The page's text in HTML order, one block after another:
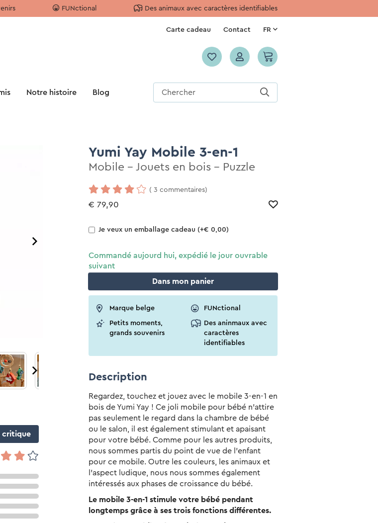
FUNctional Des animaux avec caractères identifiables
Carte cadeau Contact FR
Notre histoire Blog
critique
Yumi Yay Mobile 3-en-1
Mobile - Jouets en bois - Puzzle
( 3 commentaires)
€ 79,90
Je veux un emballage cadeau (+€ 0,00)
Commandé aujourd hui, expédié le jour ouvrable
suivant
Dans mon panier
Marque belge
Petits moments,
grands souvenirs
FUNctional
Des aninmaux avec
caractères
identifiables
Description
Regardez, touchez et jouez avec le mobile 3-en-1 en
bois de Yumi Yay ! Ce joli mobile pour bébé n'attire
pas seulement le regard dans la chambre de bébé
ou le salon, il est également stimulant et apaisant
pour votre bébé. Comme pour les autres produits,
nous sommes partis du point de vue de l'enfant
pour ce mobile. Outre les couleurs, les animaux et
l'aspect ludique, nous nous sommes également
intéressés aux phases de croissance du bébé.
Le mobile 3-en-1 stimule votre bébé pendant
longtemps grâce à ses trois fonctions différentes.